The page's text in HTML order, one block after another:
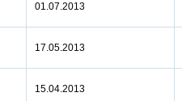
01.07.2013
17.05.2013
15.04.2013